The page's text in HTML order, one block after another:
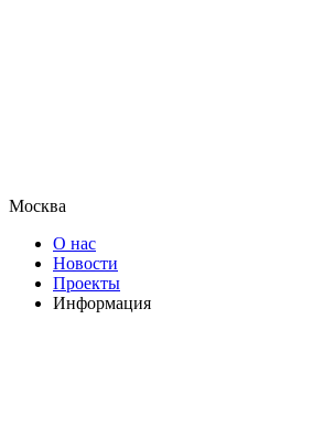
Москва
О нас
Новости
Проекты
Информация